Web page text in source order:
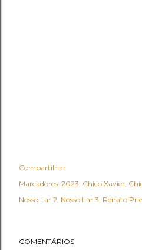
Compartilhar
Marcadores: 2023 Chico Xavier
Nosso Lar 2 Nosso Lar 3 Renato
COMENTÁRIOS